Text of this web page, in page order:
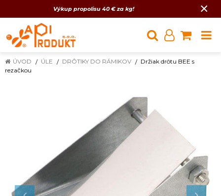
Výkup propolisu 40 € za kg! ×
ÚVOD ÚLE DRÔTIKY DO RÁMIKOV
Držiak drôtu BEE s
rezačkou